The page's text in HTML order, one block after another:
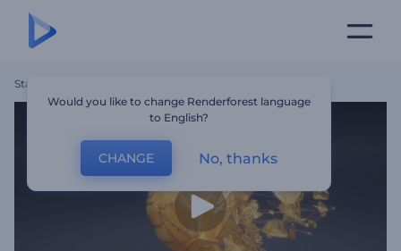
Startseite
Would you like to change Renderforest language
to English?
CHANGE No, thanks